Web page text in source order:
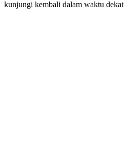
kunjungi kembali dalam waktu dekat